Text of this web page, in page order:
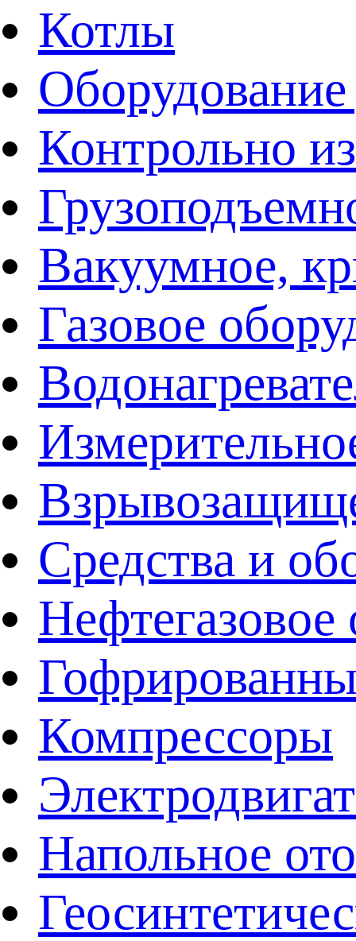
Котлы
Контрольно
Вакуумное,
Газовое
Средства и
Нефтегазовое
Компрессоры
Напольное